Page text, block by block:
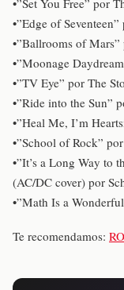
•”Edge of
•”Ballrooms of
•”Moonage
•”TV Eye” por The
•”Ride into the Sun”
•”Heal Me, I’m
•”School of Rock”
•”It’s a Long Way to
(AC/DC cover) por
•”Math Is a
Te recomendamos: